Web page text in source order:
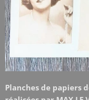
Planches de papiers